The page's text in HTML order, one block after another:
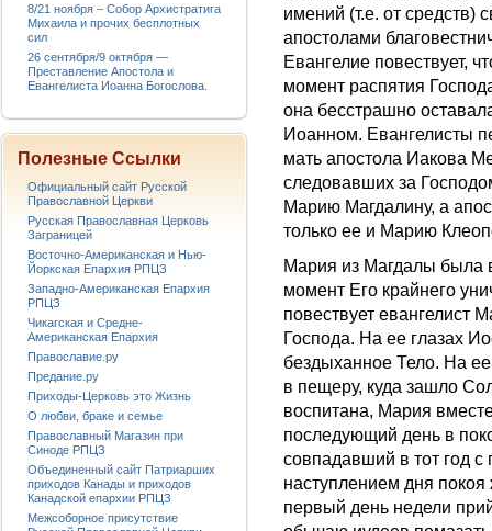
имений (т.е. от средств)
апостолами
Евангелие повествует,
момент распятия
она бесстрашно
Иоанном. Евангелисты
мать апостола Иакова
следовавших за
Марию Магдалину, а
только ее и Марию
Мария из Магдалы была
момент Его крайнего
повествует евангелист
Господа. На ее глазах
бездыханное Тело. На
в пещеру, куда зашло
воспитана, Мария
последующий день в
совпадавший в тот год
наступлением дня
первый день недели
8/21 ноября – Собор Архистратига
Михаила и прочих бесплотных
сил
26 сентября/9 октября —
Преставление Апостола и
Евангелиста Иоанна Богослова.
Полезные Ссылки
Официальный сайт Русской
Православной Церкви
Русская Православная Церковь
Заграницей
Восточно-Американская и Нью-
Йоркская Епархия РПЦЗ
Западно-Американская Епархия
РПЦЗ
Чикагская и Средне-
Американская Епархия
Православие.ру
Предание.ру
Приходы-Церковь это Жизнь
О любви, браке и семье
Православный Магазин при
Синоде РПЦЗ
Объединенный сайт Патриарших
приходов Канады и приходов
Канадской епархии РПЦЗ
Межсоборное присутствие